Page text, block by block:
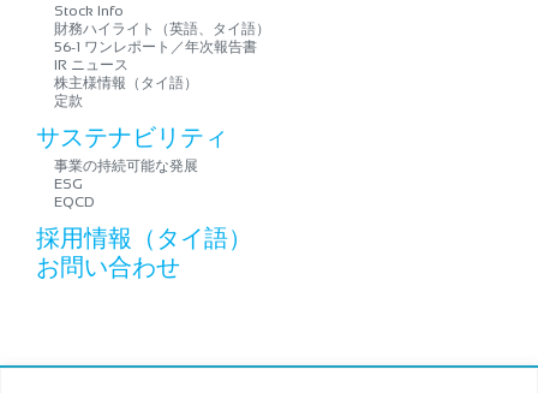
Stock Info
財務ハイライト（英語、タイ語）
56-1 ワンレポート／年次報告書
IR ニュース
株主様情報（タイ語）
定款
サステナビリティ
事業の持続可能な発展
ESG
EQCD
採用情報（タイ語）
お問い合わせ